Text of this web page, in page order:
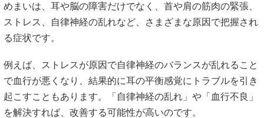
めまいは、耳や脳の障害だけでなく、首や肩の筋肉の緊張、
ストレス、自律神経の乱れなど、さまざまな原因で把握され
る症状です。
例えば、ストレスが原因で自律神経のバランスが乱れること
で血行が悪くなり、結果的に耳の平衡感覚にトラブルを引き
起こすこともあります。「自律神経の乱れ」や「血行不良」
を解決すれば、改善する可能性が高いのです。